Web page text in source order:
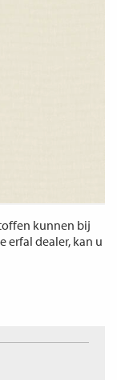
kunnen bij
erfal dealer, kan u